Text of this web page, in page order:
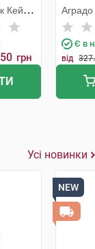
Кейр
грн
900
Аградо
3000
Є в
від
Усі новинки
NEW